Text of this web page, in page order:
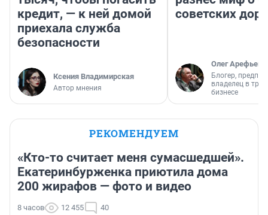
кредит, — к ней домой
приехала служба
безопасности
Ксения Владимирская
Автор мнения
советских
Олег Арефьев
Блогер,
владелец в
бизнесе
РЕКОМЕНДУЕМ
«Кто-то считает меня сумасшедшей».
Екатеринбурженка приютила дома
200 жирафов — фото и видео
8 часов 12 455 40